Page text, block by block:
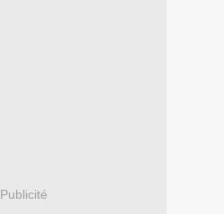
Publicité